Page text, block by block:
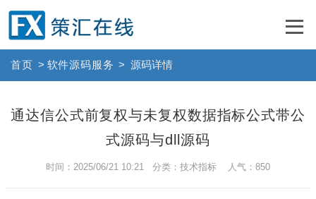
首页 > 软件源码服务 > 源码详情
通达信公式前复权与未复权数据指标公式带公
式源码与dll源码
时间：2025/06/21 10:21 分类：技术指标 人气：850